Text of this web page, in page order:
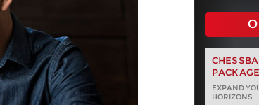
PACKAGE
EXPAND
HORIZONS